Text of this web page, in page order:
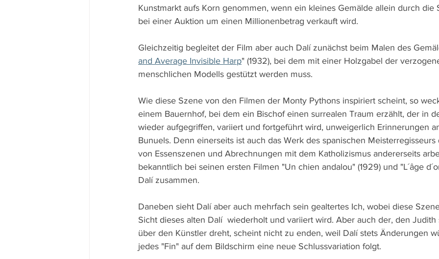
Kunstmarkt aufs Korn genommen, wenn ein kleines Gemälde allein durch die
bei einer Auktion um einen Millionenbetrag verkauft wird.
Gleichzeitig begleitet der Film aber auch Dalí zunächst beim Malen des
and Average Invisible Harp" (1932), bei dem mit einer Holzgabel der
menschlichen Modells gestützt werden muss.
Wie diese Szene von den Filmen der Monty Pythons inspiriert scheint, so
einem Bauernhof, bei dem ein Bischof einen surrealen Traum erzählt, der in
wieder aufgegriffen, variiert und fortgeführt wird, unweigerlich Erinnerungen
Bunuels. Denn einerseits ist auch das Werk des spanischen
von Essenszenen und Abrechnungen mit dem Katholizismus andererseits
bekanntlich bei seinen ersten Filmen "Un chien andalou" (1929) und "L´âge
Dalí zusammen.
Daneben sieht Dalí aber auch mehrfach sein gealtertes Ich, wobei diese
Sicht dieses alten Dalí  wiederholt und variiert wird. Aber auch der, den Judith
über den Künstler dreht, scheint nicht zu enden, weil Dalí stets Änderungen
jedes "Fin" auf dem Bildschirm eine neue Schlussvariation folgt.